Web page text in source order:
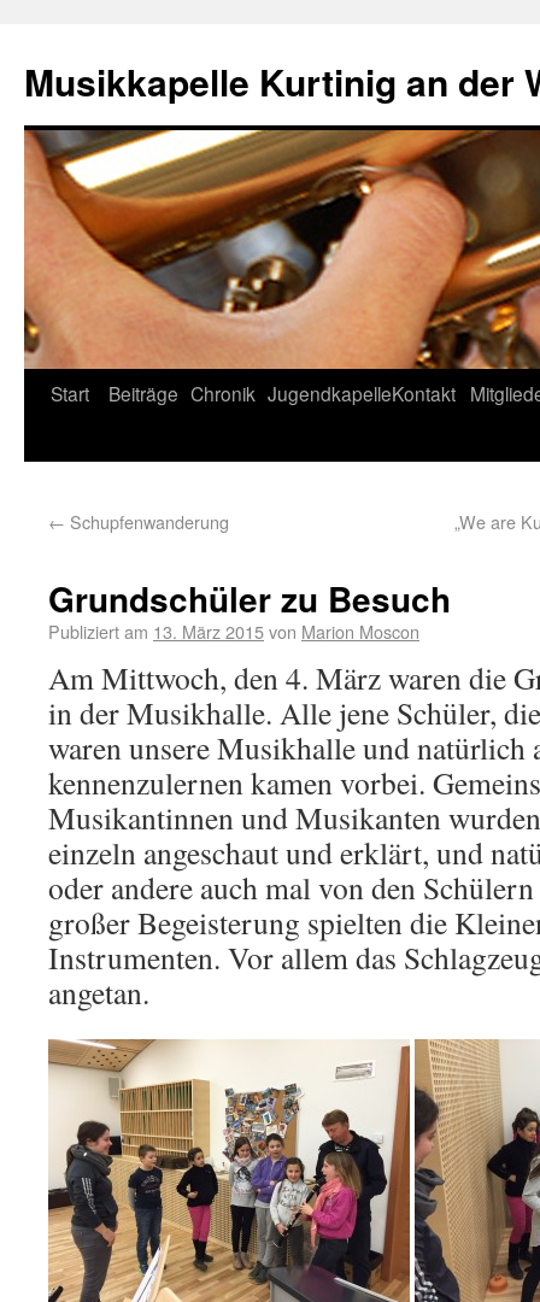
Musikkapelle Kurtinig an der
Start Beiträge Chronik JugendkapelleKontakt
← Schupfenwanderung „We are
Grundschüler zu Besuch
Publiziert am 13. März 2015von Marion Moscon
Am Mittwoch, den 4. März waren die
in der Musikhalle. Alle jene Schüler,
waren unsere Musikhalle und natürlich
kennenzulernen kamen vorbei.
Musikantinnen und Musikanten
einzeln angeschaut und erklärt, und
oder andere auch mal von den
großer Begeisterung spielten die
Instrumenten. Vor allem das
angetan.